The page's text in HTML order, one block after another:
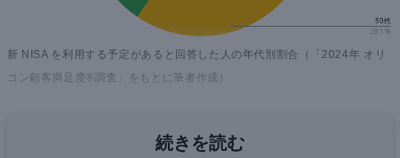
新 NISA を利用する予定があると回答した人の年代別割合（「2024年 オリ
コン顧客満足度®調査」をもとに筆者作成）
続きを読む